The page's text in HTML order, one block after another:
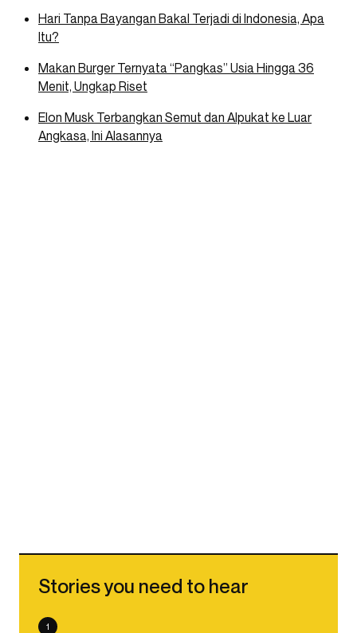
Hari Tanpa Bayangan Bakal Terjadi di Indonesia, Apa
Itu?
Makan Burger Ternyata “Pangkas” Usia Hingga 36
Menit, Ungkap Riset
Elon Musk Terbangkan Semut dan Alpukat ke Luar
Angkasa, Ini Alasannya
Stories you need to hear
1